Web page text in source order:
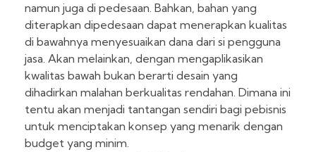
namun juga di pedesaan. Bahkan, bahan yang
diterapkan dipedesaan dapat menerapkan kualitas
di bawahnya menyesuaikan dana dari si pengguna
jasa. Akan melainkan, dengan mengaplikasikan
kwalitas bawah bukan berarti desain yang
dihadirkan malahan berkualitas rendahan. Dimana ini
tentu akan menjadi tantangan sendiri bagi pebisnis
untuk menciptakan konsep yang menarik dengan
budget yang minim.